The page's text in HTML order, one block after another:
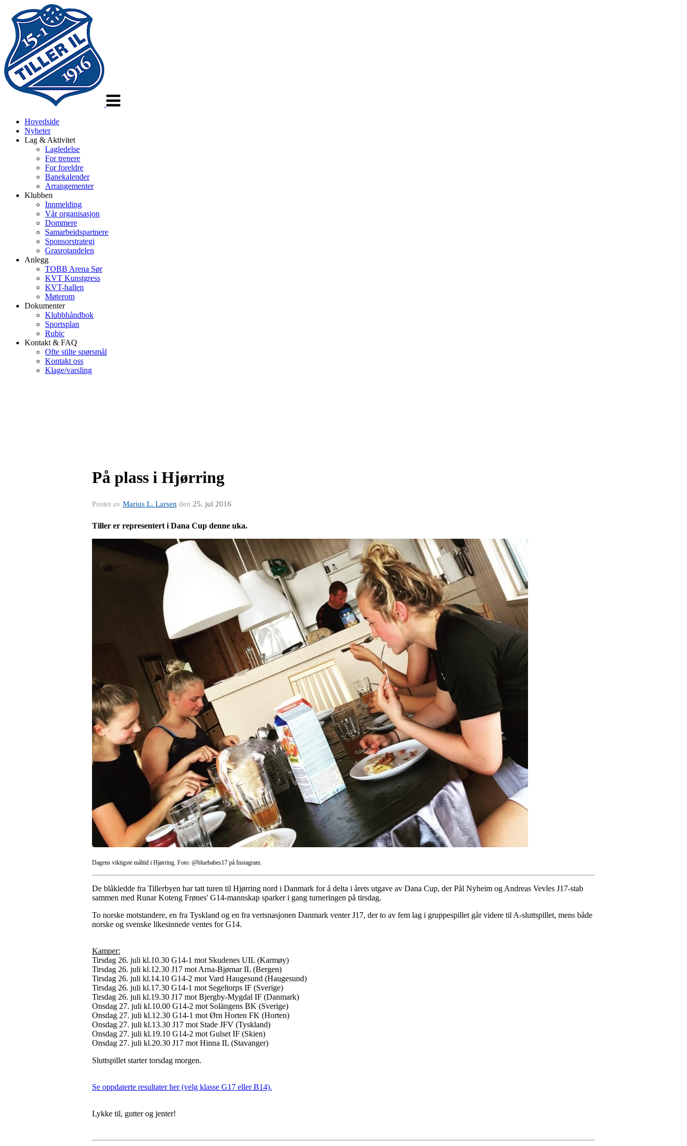
Hovedside
Nyheter
Lag & Aktivitet
Lagledelse
For trenere
For foreldre
Banekalender
Arrangementer
Klubben
Innmelding
Vår organisasjon
Dommere
Samarbeidspartnere
Sponsorstrategi
Grasrotandelen
Anlegg
TOBB Arena Sør
KVT Kunstgress
KVT-hallen
Møterom
Dokumenter
Klubbhåndbok
Sportsplan
Rubic
Kontakt & FAQ
Ofte stilte spørsmål
Kontakt oss
Klage/varsling
På plass i Hjørring
Postet av Marius L. Larsen den 25. jul 2016
Tiller er representert i Dana Cup denne uka.
Dagens viktigste måltid i Hjørring. Foto: @bluebabes17 på Instagram.
De blåkledde fra Tillerbyen har tatt turen til Hjørring nord i Danmark for å delta i årets utgave av Dana Cup, der Pål Nyheim og Andreas Vevles J17-stab
sammen med Runar Koteng Frønes' G14-mannskap sparker i gang turneringen på tirsdag.
To norske motstandere, en fra Tyskland og en fra vertsnasjonen Danmark venter J17, der to av fem lag i gruppespillet går videre til A-sluttspillet, mens både
norske og svenske likesinnede ventes for G14.
Kamper:
Tirsdag 26. juli kl.10.30 G14-1 mot Skudenes UIL (Karmøy)
Tirsdag 26. juli kl.12.30 J17 mot Arna-Bjørnar IL (Bergen)
Tirsdag 26. juli kl.14.10 G14-2 mot Vard Haugesund (Haugesund)
Tirsdag 26. juli kl.17.30 G14-1 mot Segeltorps IF (Sverige)
Tirsdag 26. juli kl.19.30 J17 mot Bjergby-Mygdal IF (Danmark)
Onsdag 27. juli kl.10.00 G14-2 mot Solängens BK (Sverige)
Onsdag 27. juli kl.12.30 G14-1 mot Ørn Horten FK (Horten)
Onsdag 27. juli kl.13.30 J17 mot Stade JFV (Tyskland)
Onsdag 27. juli kl.19.10 G14-2 mot Gulset IF (Skien)
Onsdag 27. juli kl.20.30 J17 mot Hinna IL (Stavanger)
Sluttspillet starter torsdag morgen.
Se oppdaterte resultater her (velg klasse G17 eller B14).
Lykke til, gutter og jenter!